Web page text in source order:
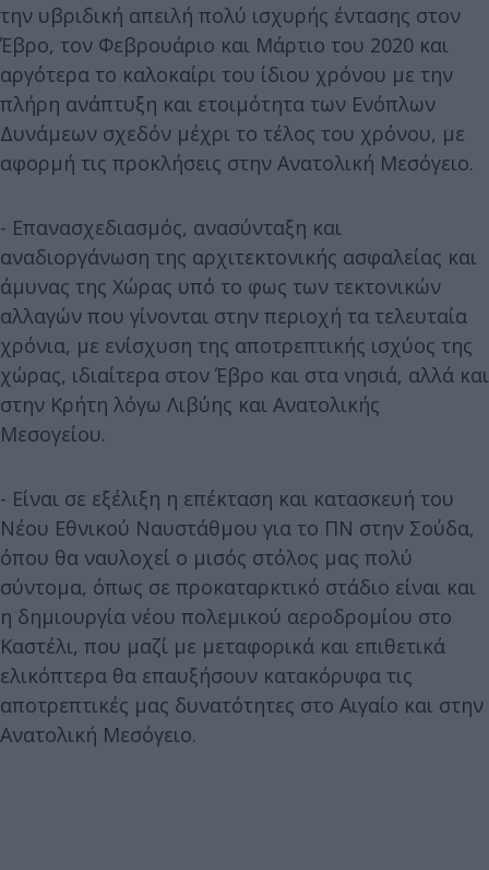
την υβριδική απειλή πολύ ισχυρής έντασης στον
Έβρο, τον Φεβρουάριο και Μάρτιο του 2020 και
αργότερα το καλοκαίρι του ίδιου χρόνου με την
πλήρη ανάπτυξη και ετοιμότητα των Ενόπλων
Δυνάμεων σχεδόν μέχρι το τέλος του χρόνου, με
αφορμή τις προκλήσεις στην Ανατολική Μεσόγειο.
- Επανασχεδιασμός, ανασύνταξη και
αναδιοργάνωση της αρχιτεκτονικής ασφαλείας και
άμυνας της Χώρας υπό το φως των τεκτονικών
αλλαγών που γίνονται στην περιοχή τα τελευταία
χρόνια, με ενίσχυση της αποτρεπτικής ισχύος της
χώρας, ιδιαίτερα στον Έβρο και στα νησιά, αλλά και
στην Κρήτη λόγω Λιβύης και Ανατολικής
Μεσογείου.
- Είναι σε εξέλιξη η επέκταση και κατασκευή του
Νέου Εθνικού Ναυστάθμου για το ΠΝ στην Σούδα,
όπου θα ναυλοχεί ο μισός στόλος μας πολύ
σύντομα, όπως σε προκαταρκτικό στάδιο είναι και
η δημιουργία νέου πολεμικού αεροδρομίου στο
Καστέλι, που μαζί με μεταφορικά και επιθετικά
ελικόπτερα θα επαυξήσουν κατακόρυφα τις
αποτρεπτικές μας δυνατότητες στο Αιγαίο και στην
Ανατολική Μεσόγειο.